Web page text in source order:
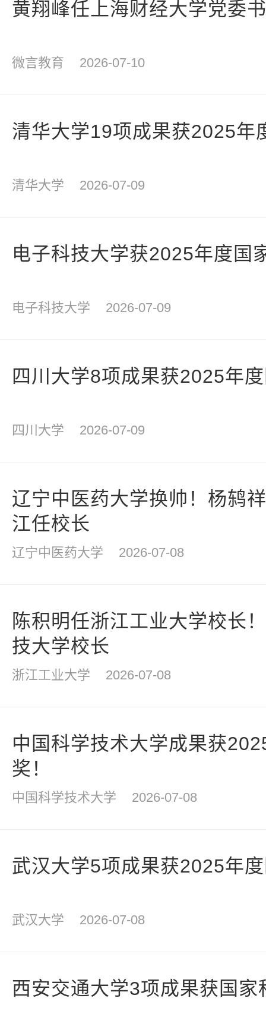
黄翔峰任上海财经大学党委
微言教育 2026-07-10
清华大学19项成果获2025年
清华大学 2026-07-09
电子科技大学获2025年度国
电子科技大学 2026-07-09
四川大学8项成果获2025年
四川大学 2026-07-09
辽宁中医药大学换帅！杨鸫
江任校长
辽宁中医药大学 2026-07-08
陈积明任浙江工业大学校长
技大学校长
浙江工业大学 2026-07-08
中国科学技术大学成果获
奖！
中国科学技术大学 2026-07-08
武汉大学5项成果获2025年
武汉大学 2026-07-08
西安交通大学3项成果获国家